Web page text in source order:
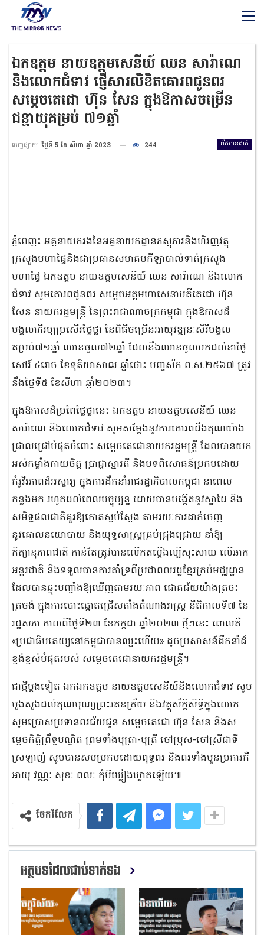
ឯកឧត្តម នាយឧត្តមសេនីយ៍ ឈន សារ៉ាណេ
និងលោកជំទាវ ផ្ញើសារលិខិតគោរពជូនពរ
សម្ដេចតេជោ ហ៊ុន សែន ក្នុងឱកាសចម្រើន
ជន្មាយុគម្រប់ ៧១ឆ្នាំ
ព័ត៌មានជាតិ
ចេញផ្សាយ ថ្ងៃទី 5 ខែ សីហា ឆ្នាំ 2023 244
ភ្នំពេញ៖ អគ្គនាយករងនៃអគ្គនាយកដ្ឋានភស្តុភារនិងហិរញ្ញវត្ថុ
ក្រសួងមហាផ្ទៃនិងជាប្រធានសមាគមកីឡាបាល់ទាត់ក្រសួង
មហាផ្ទៃ ឯកឧត្តម នាយឧត្តមសេនីយ៍ ឈន សារ៉ាណេ និងលោក
ជំទាវ សូមគោរពជូនពរ សម្តេចអគ្គមហាសេនាបតីតេជោ ហ៊ុន
សែន នាយករដ្ឋមន្ត្រី នៃព្រះរាជាណាចក្រកម្ពុជា ក្នុងឱកាសដ៏
មង្គលាភីរម្យប្រសើរថ្លៃថ្លា នៃពិធីចម្រើនអាយុវឌ្ឍនៈសិរីមង្គល
តម្រប់៧១ឆ្នាំ ឈានចូល៧២ឆ្នាំ ដែលនឹងឈានចូលមកដល់នាថ្ងៃ
សៅរ៍ ៤រោច ខែទុតិយាសាឍ ឆ្នាំថោះ បញ្ចស័ក ព.ស.២៥៦៧ ត្រូវ
នឹងថ្ងៃទី៥ ខែសីហា ឆ្នាំ២០២៣។
ក្នុងឱកាសដ៏ប្រពៃថ្លៃថ្លានេះ ឯកឧត្តម នាយឧត្តមសេនីយ៍ ឈន
សារ៉ាណេ និងលោកជំទាវ សូមសម្ដែងនូវការគោរពដឹងគុណយ៉ាង
ជ្រាលជ្រៅបំផុតចំពោះ សម្តេចតេជោនាយករដ្ឋមន្ត្រី ដែលបានយក
អស់កម្លាំងកាយចិត្ត ប្រាជ្ញាស្មារតី និងបទពិសោធន៍ប្រកបដោយ
គំរូវីរភាពដ៏អស្ចារ្យ ក្នុងការដឹកនាំរាជរដ្ឋាភិបាលកម្ពុជា នាពេល
កន្លងមក រហូតដល់ពេលបច្ចុប្បន្ន ដោយបានបង្កើតនូវស្នាដៃ និង
សមិទ្ធផលជាតិគួរឱ្យកោតស្ញប់ស្ញែង តាមរយៈការដាក់ចេញ
នូវគោលនយោបាយ និងយុទ្ធសាស្ត្រគ្រប់ជ្រុងជ្រោយ នាំឱ្យ
កិត្យានុភាពជាតិ កាន់តែត្រូវបានលើកតម្កើងល្បីសុះសាយ លើឆាក
អន្តរជាតិ និងទទួលបានការគាំទ្រពីប្រជាពលរដ្ឋខ្មែរគ្រប់មជ្ឈដ្ឋាន
ដែលបានឆ្លុះបញ្ចាំងឱ្យឃើញតាមរយៈភាព ជោគជ័យយ៉ាងត្រចះ
ត្រចង់ ក្នុងការបោះឆ្នោតជ្រើសតាំងតំណាងរាស្ត្រ នីតិកាលទី៧ នៃ
រដ្ឋសភា កាលពីថ្ងៃទី២៣ ខែកក្កដា ឆ្នាំ២០២៣ ថ្មីៗនេះ ពោលគឺ
«ប្រជាធិបតេយ្យនៅកម្ពុជាបានឈ្នះហើយ» ដូចប្រសាសន៍ដឹកនាំដ៏
ខ្ពង់ខ្ពស់បំផុតរបស់ សម្តេចតេជោនាយករដ្ឋមន្ត្រី។
ជាថ្មីម្ដងទៀត ឯកឯកឧត្តម នាយឧត្តមសេនីយ៍និងលោកជំទាវ សូម
បួងសួងដល់គុណបុណ្យព្រះរតនត្រ័យ និងវត្ថុស័ក្តិសិទ្ធិក្នុងលោក
សូមប្រោសប្រទានពរជ័យជូន សម្ដេចតេជោ ហ៊ុន សែន និងស
ម្តេចកិត្តិព្រឹទ្ធបណ្ឌិត ព្រមទាំងបុត្រា-បុត្រី ចៅប្រុស-ចៅស្រីជាទី
ស្រឡាញ់ សូមបានសមប្រកបដោយពុទ្ធពរ និងពរទាំងបួនប្រការគឺ
អាយុ វណ្ណៈ សុខៈ ពលៈ កុំបីឃ្លៀងឃ្លាតឡើយ៕
ចែករំលែក
អត្ថបទដែលជាប់ទាក់ទង